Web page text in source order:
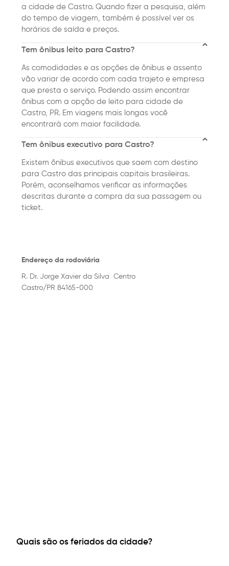
a cidade de Castro. Quando fizer a pesquisa, além
do tempo de viagem, também é possível ver os
horários de saída e preços.
Tem ônibus leito para Castro?
As comodidades e as opções de ônibus e assento
vão variar de acordo com cada trajeto e empresa
que presta o serviço. Podendo assim encontrar
ônibus com a opção de leito para cidade de
Castro, PR. Em viagens mais longas você
encontrará com maior facilidade.
Tem ônibus executivo para Castro?
Existem ônibus executivos que saem com destino
para Castro das principais capitais brasileiras.
Porém, aconselhamos verificar as informações
descritas durante a compra da sua passagem ou
ticket.
Endereço da rodoviária
R. Dr. Jorge Xavier da Silva  Centro
Castro/PR 84165-000
Quais são os feriados da cidade?